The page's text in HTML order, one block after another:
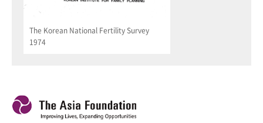
The Korean National Fertility Survey
1974